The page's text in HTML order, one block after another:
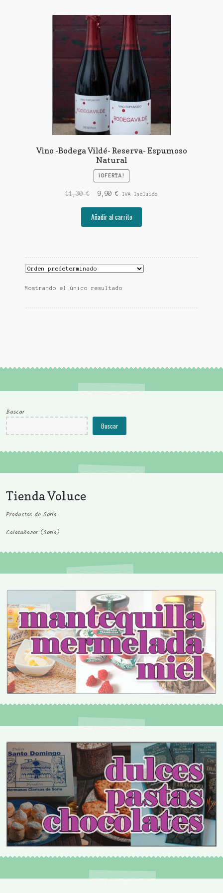
Vino -Bodega Vildé- Reserva- Espumoso
Natural
¡OFERTA!
11,30€
El
original
era:
9,90 €El
actual
es:
IVA Incluido
Añadir al carrito
Mostrando el único resultado
Buscar
Buscar
Tienda Voluce
Productos de Soria
Calatañazor (Soria)